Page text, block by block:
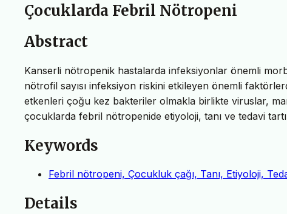
Çocuklarda Febril Nötropeni
Abstract
Kanserli nötropenik hastalarda infeksiyonlar önemli
nötrofil sayısı infeksiyon riskini etkileyen önemli
etkenleri çoğu kez bakteriler olmakla birlikte viruslar,
çocuklarda febril nötropenide etiyoloji, tanı ve tedavi
Keywords
Febril nötropeni, Çocukluk çağı, Tanı, Etiyoloji,
Details